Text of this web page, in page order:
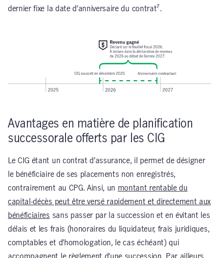
dernier fixe la date d’anniversaire du contrat⁷.
Avantages en matière de planification
successorale offerts par les CIG
Le CIG étant un contrat d’assurance, il permet de désigner
le bénéficiaire de ses placements non enregistrés,
contrairement au CPG. Ainsi, un montant rentable du
capital-décès peut être versé rapidement et directement aux
bénéficiaires sans passer par la succession et en évitant les
délais et les frais (honoraires du liquidateur, frais juridiques,
comptables et d’homologation, le cas échéant) qui